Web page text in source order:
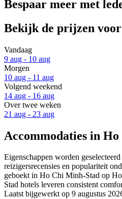
Bespaar meer met
Bekijk de prijzen voor
Vandaag
9 aug - 10 aug
Morgen
10 aug - 11 aug
Volgend weekend
14 aug - 16 aug
Over twee weken
21 aug - 23 aug
Accommodaties in
Eigenschappen worden
reizigersrecensies en populariteit
geboekt in Ho Chi Minh-Stad op
Stad hotels leveren consistent
Laatst bijgewerkt op 9 augustus